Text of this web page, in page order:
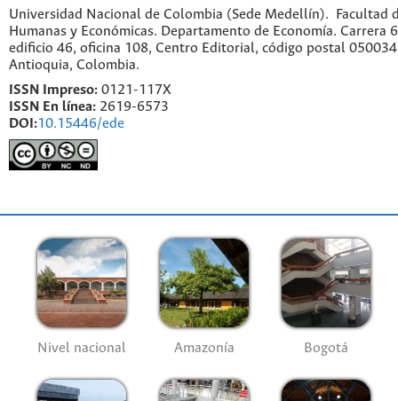
Universidad Nacional de Colombia (Sede Medellín). Facultad
Humanas y Económicas. Departamento de Economía. Carrera
edificio 46, oficina 108, Centro Editorial, código postal
Antioquia, Colombia.
ISSN Impreso: 0121-117X
ISSN En línea: 2619-6573
DOI:10.15446/ede
Nivel nacional Amazonía Bogotá